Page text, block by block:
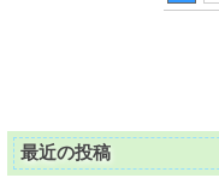
最近の投稿